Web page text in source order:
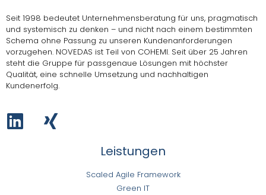
Seit 1998 bedeutet Unternehmensberatung für uns, pragmatisch
und systemisch zu denken – und nicht nach einem bestimmten
Schema ohne Passung zu unseren Kundenanforderungen
vorzugehen. NOVEDAS ist Teil von COHEMI. Seit über 25 Jahren
steht die Gruppe für passgenaue Lösungen mit höchster
Qualität, eine schnelle Umsetzung und nachhaltigen
Kundenerfolg.
Leistungen
Scaled Agile Framework
Green IT